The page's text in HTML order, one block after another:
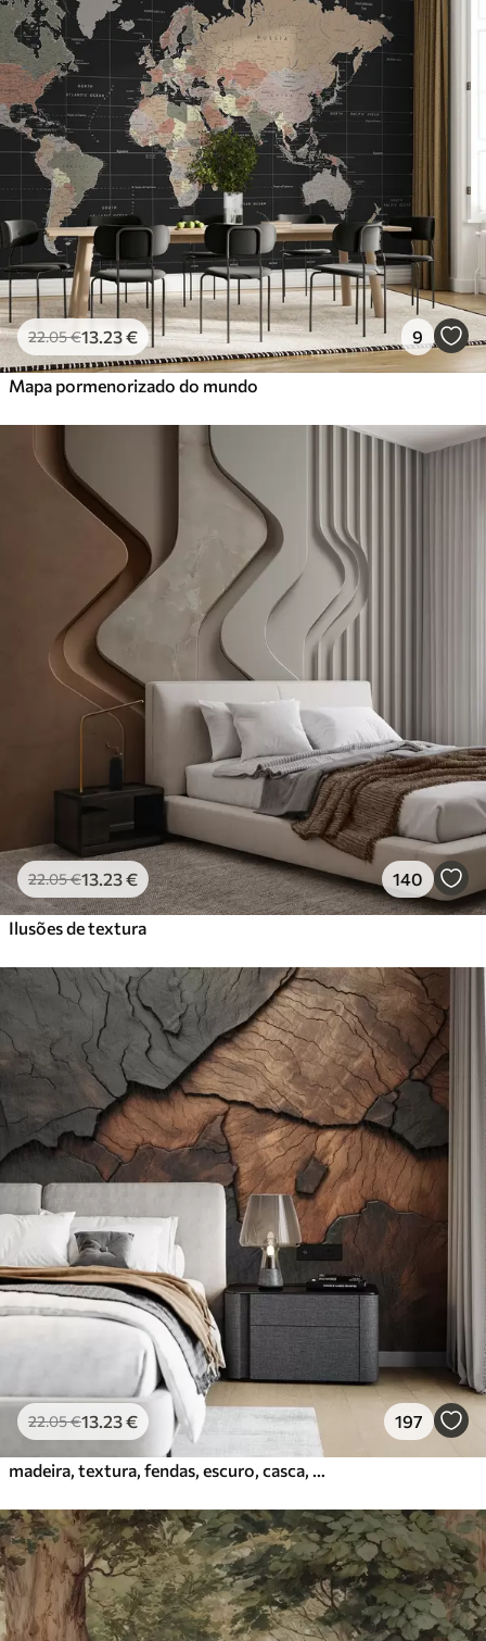
22.05€13 .23€ 9
Mapa pormenorizado do mundo
22.05€13 .23€ 140
Ilusões de textura
22.05€13 .23€ 197